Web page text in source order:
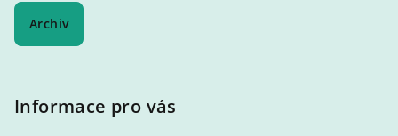
Archiv
Informace pro vás